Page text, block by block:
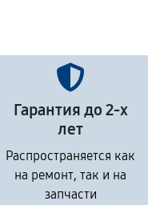
Гарантия до 2-х
лет
Распространяется как
на ремонт, так и на
запчасти